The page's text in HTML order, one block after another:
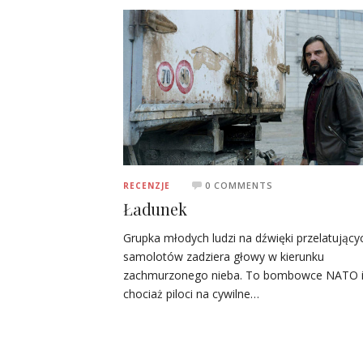
RECENZJE 0 COMMENTS
Ładunek
Grupka młodych ludzi na dźwięki
samolotów zadziera głowy w kierunku
zachmurzonego nieba. To bombowce NATO i
chociaż piloci na cywilne…